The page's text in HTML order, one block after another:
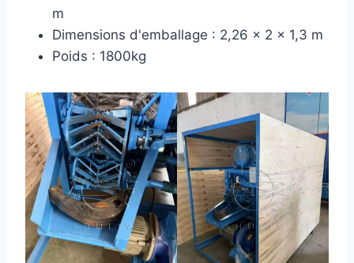
m
Dimensions d'emballage : 2,26 x 2 x 1,3 m
Poids : 1800kg